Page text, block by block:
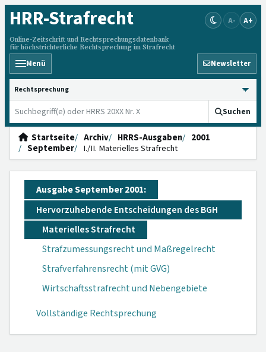
HRR-Strafrecht
Online-Zeitschrift und Rechtsprechungsdatenbank
für höchstrichterliche Rechtsprechung im Strafrecht
A- A+
Menü Newsletter
HRRS durchsuchen
Suchen
Startseite Archiv HRRS-Ausgaben
2001
September
I./II. Materielles Strafrecht
Ausgabe September 2001:
Hervorzuhebende Entscheidungen des BGH
Materielles Strafrecht
Strafzumessungsrecht und Maßregelrecht
Strafverfahrensrecht (mit GVG)
Wirtschaftsstrafrecht und Nebengebiete
Vollständige Rechtsprechung